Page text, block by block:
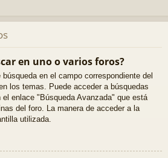
en uno o varios foros?
en el campo correspondiente del
los temas. Puede acceder a búsquedas
enlace "Búsqueda Avanzada" que está
del foro. La manera de acceder a la
utilizada.